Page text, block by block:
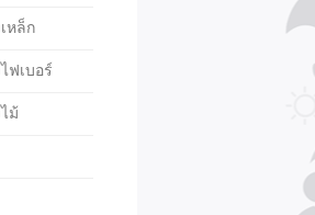
หล็ก
ฟเบอร์
ม้